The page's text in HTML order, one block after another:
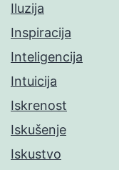
Iluzija
Inspiracija
Inteligencija
Intuicija
Iskrenost
Iskušenje
Iskustvo